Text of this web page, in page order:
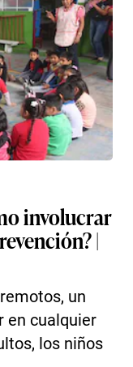
involucrar
|
un
en cualquier
los niños